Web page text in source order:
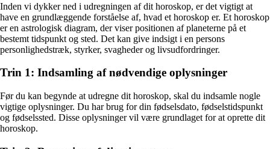
Inden vi dykker ned i udregningen af dit horoskop, er det vigtigt at
have en grundlæggende forståelse af, hvad et horoskop er. Et horoskop
er en astrologisk diagram, der viser positionen af ​​planeterne på et
bestemt tidspunkt og sted. Det kan give indsigt i en persons
personlighedstræk, styrker, svagheder og livsudfordringer.
Trin 1: Indsamling af nødvendige oplysninger
Før du kan begynde at udregne dit horoskop, skal du indsamle nogle
vigtige oplysninger. Du har brug for din fødselsdato, fødselstidspunkt
og fødselssted. Disse oplysninger vil være grundlaget for at oprette dit
horoskop.